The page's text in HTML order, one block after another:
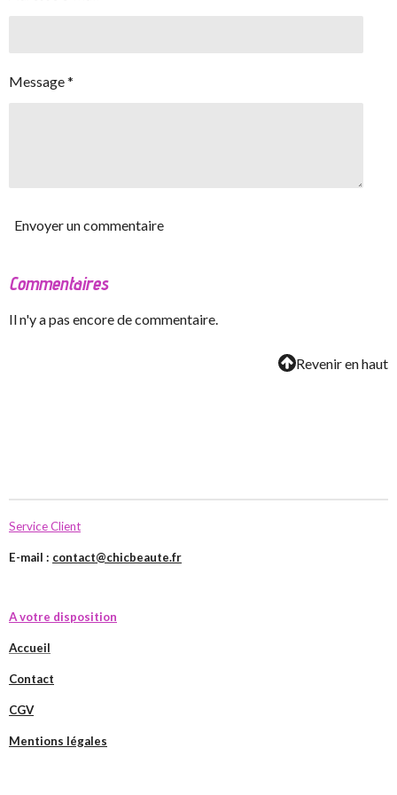
Message *
Envoyer un commentaire
Commentaires
Il n'y a pas encore de commentaire.
Revenir en haut
Service Client
E-mail : contact@chicbeaute.fr
A votre disposition
Accueil
Contact
CGV
Mentions légales